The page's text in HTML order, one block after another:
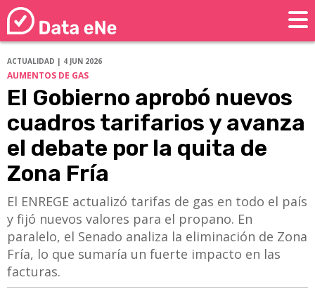
ACTUALIDAD | 4 JUN 2026
AUMENTOS DE GAS
El Gobierno aprobó nuevos
cuadros tarifarios y avanza
el debate por la quita de
Zona Fría
El ENREGE actualizó tarifas de gas en todo el país
y fijó nuevos valores para el propano. En
paralelo, el Senado analiza la eliminación de Zona
Fría, lo que sumaría un fuerte impacto en las
facturas.